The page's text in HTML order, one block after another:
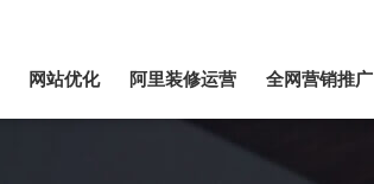
网站优化 阿里装修运营 全网营销推广